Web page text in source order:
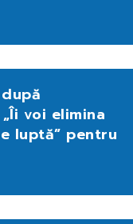
voi elimina
luptă” pentru